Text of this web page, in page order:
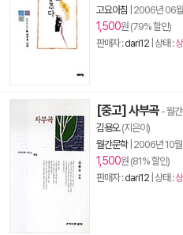
고요아침 2006년 06월
1,500원 (79% 할인)
판매자 :dari12 | 상태 :상
[중고] 사부곡 - 월
김용오(지은이)
월간문학| 2006년 10월
1,500원 (81% 할인)
판매자 :dari12 | 상태 :상